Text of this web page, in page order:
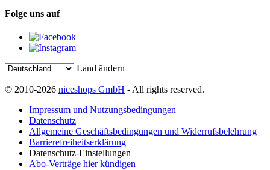
Folge uns auf
Land ändern
© 2010-2026 niceshops GmbH - All rights reserved.
Impressum und Nutzungsbedingungen
Datenschutz
Allgemeine Geschäftsbedingungen und Widerrufsbelehrung
Barrierefreiheitserklärung
Datenschutz-Einstellungen
Abo-Verträge hier kündigen